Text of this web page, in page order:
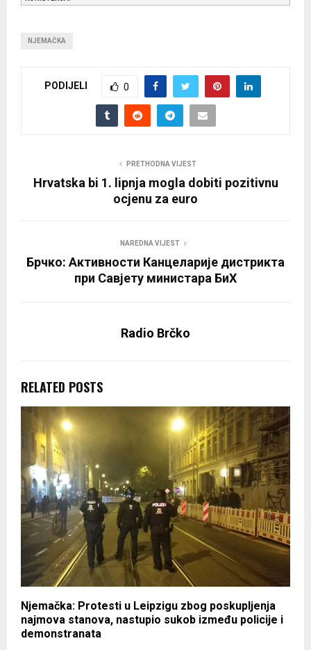
NJEMAČKA
PODIJELI 0
PRETHODNA VIJEST
Hrvatska bi 1. lipnja mogla dobiti pozitivnu
ocjenu za euro
NAREDNA VIJEST
Брчко: Активности Канцеларије дистрикта
при Савјету министара БиХ
Radio Brčko
RELATED POSTS
Njemačka: Protesti u Leipzigu zbog poskupljenja
najmova stanova, nastupio sukob između policije i
demonstranata